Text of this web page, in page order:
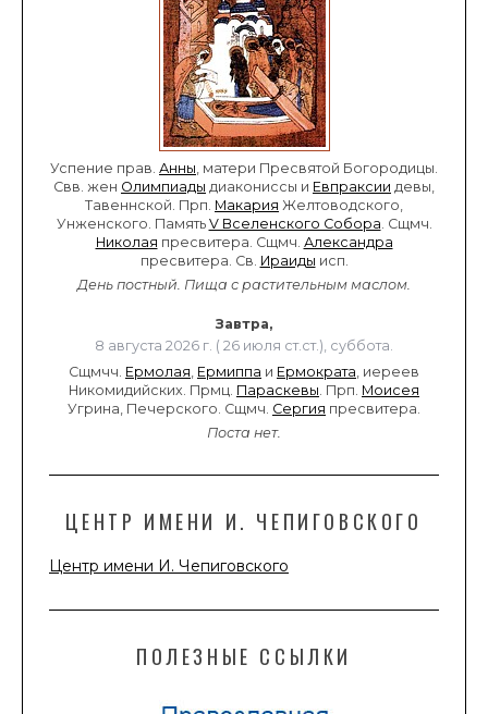
Успение прав. Анны, матери Пресвятой Богородицы.
Свв. жен Олимпиады диакониссы и Евпраксии девы,
Тавеннской. Прп. Макария Желтоводского,
Унженского. Память V Вселенского Собора. Сщмч.
Николая пресвитера. Сщмч. Александра
пресвитера. Св. Ираиды исп.
День постный. Пища с растительным маслом.
Завтра,
8 августа 2026 г. ( 26 июля ст.ст.), суббота.
Сщмчч. Ермолая, Ермиппа и Ермократа, иереев
Никомидийских. Прмц. Параскевы. Прп. Моисея
Угрина, Печерского. Сщмч. Сергия пресвитера.
Поста нет.
ЦЕНТР ИМЕНИ И. ЧЕПИГОВСКОГО
Центр имени И. Чепиговского
ПОЛЕЗНЫЕ ССЫЛКИ